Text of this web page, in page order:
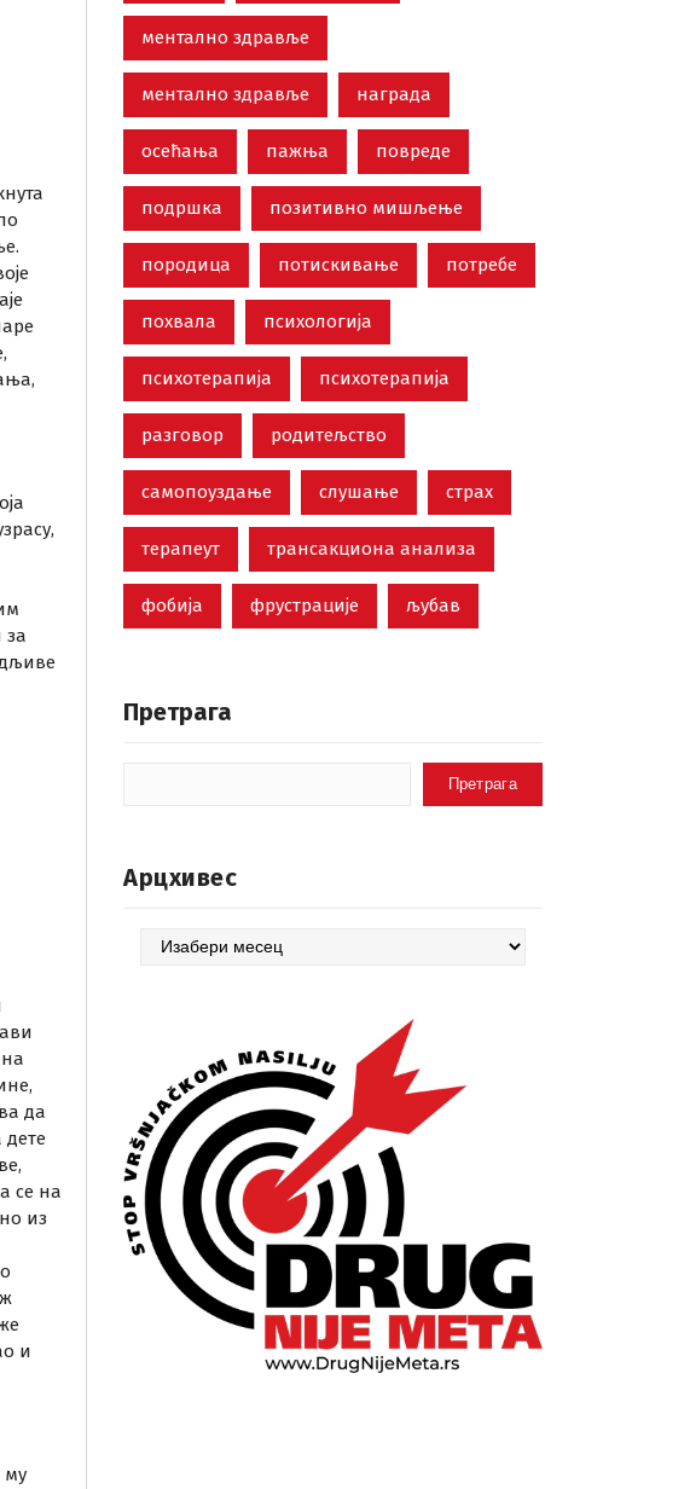
за
да
дете
се на
из
и
му
ментално здравље
ментално здравље награда
осећања пажња повреде
подршка позитивно мишљење
породица потискивање потребе
похвала психологија
психотерапија психотерапија
разговор родитељство
самопоуздање слушање страх
терапеут трансакциона анализа
фобија фрустрације љубав
Претрага
Претрага
Арцхивес
Арцхивес